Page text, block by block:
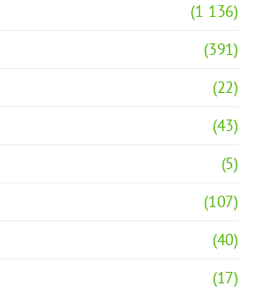
(1 136)
(391)
(22)
(43)
(5)
(107)
(40)
(17)